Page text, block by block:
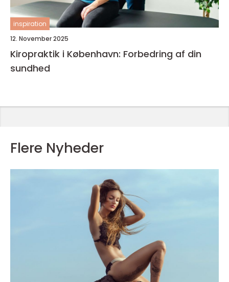
inspiration
12. November 2025
Kiropraktik i København: Forbedring af din
sundhed
Flere Nyheder